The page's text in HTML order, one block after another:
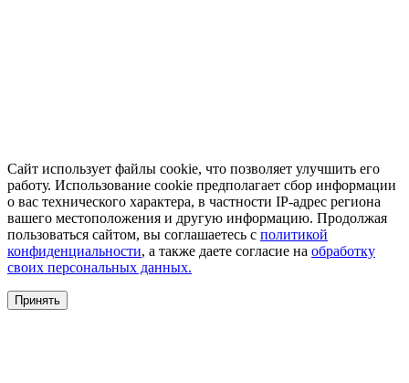
Сайт использует файлы cookie, что позволяет улучшить его
работу. Использование cookie предполагает сбор информации
о вас технического характера, в частности IP-адрес региона
вашего местоположения и другую информацию. Продолжая
пользоваться сайтом, вы соглашаетесь с политикой
конфиденциальности, а также даете согласие на обработку
своих персональных данных.
Принять